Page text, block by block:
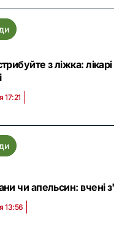
з ліжка:
17:21
чи апельсин: вчені
13:56